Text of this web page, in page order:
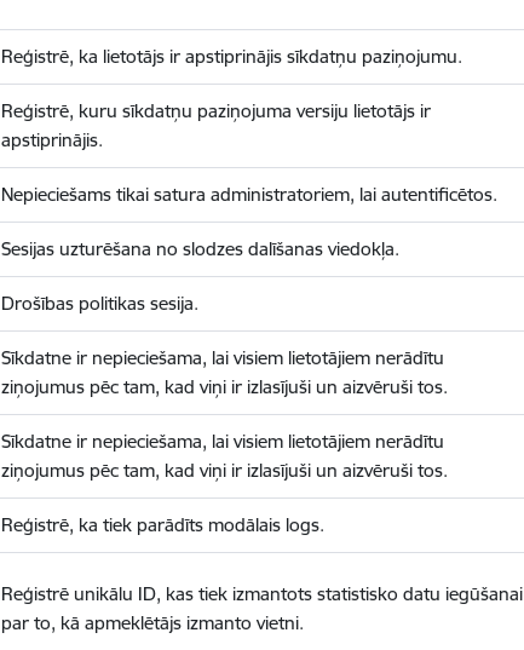
Reģistrē, ka lietotājs ir apstiprinājis sīkdatņu paziņojumu.
Reģistrē, kuru sīkdatņu paziņojuma versiju lietotājs ir
apstiprinājis.
Nepieciešams tikai satura administratoriem, lai autentificētos.
Sesijas uzturēšana no slodzes dalīšanas viedokļa.
Drošības politikas sesija.
Sīkdatne ir nepieciešama, lai visiem lietotājiem nerādītu
ziņojumus pēc tam, kad viņi ir izlasījuši un aizvēruši tos.
Sīkdatne ir nepieciešama, lai visiem lietotājiem nerādītu
ziņojumus pēc tam, kad viņi ir izlasījuši un aizvēruši tos.
Reģistrē, ka tiek parādīts modālais logs.
Reģistrē unikālu ID, kas tiek izmantots statistisko datu iegūšanai
par to, kā apmeklētājs izmanto vietni.